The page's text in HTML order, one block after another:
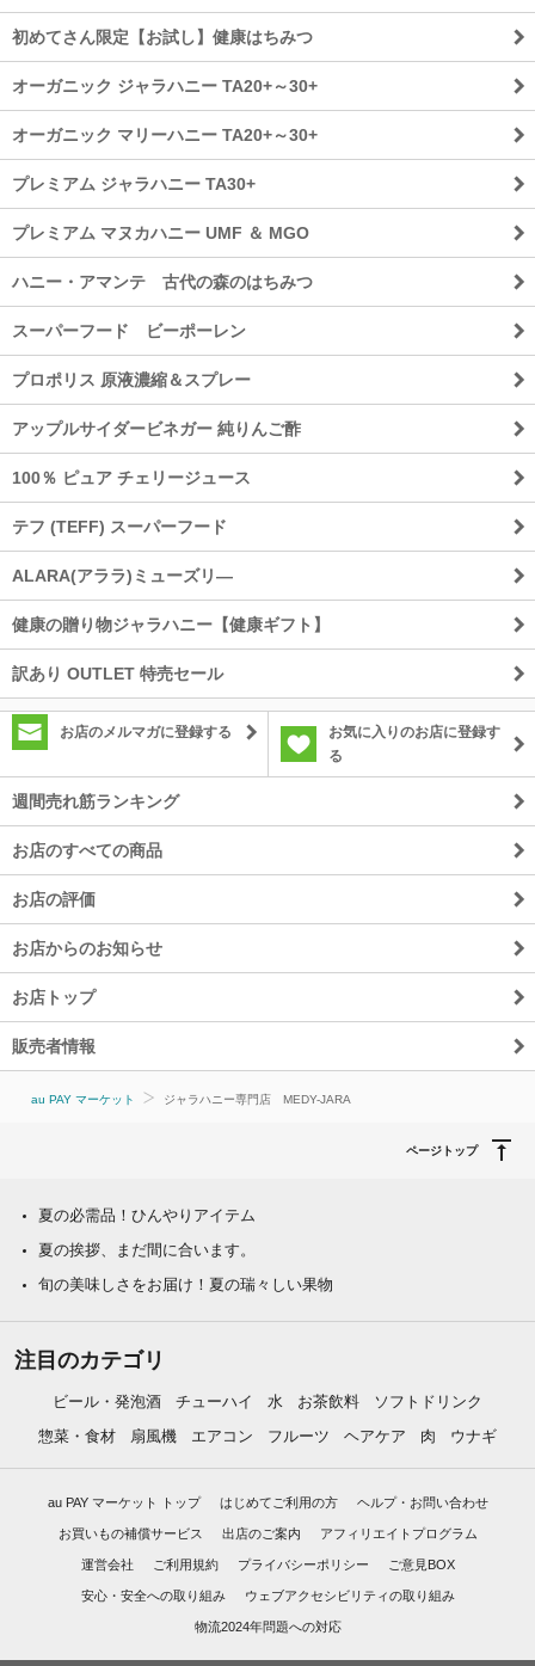
初めてさん限定【お試し】健康はちみつ
オーガニック ジャラハニー TA20+～30+
オーガニック マリーハニー TA20+～30+
プレミアム ジャラハニー TA30+
プレミアム マヌカハニー UMF ＆ MGO
ハニー・アマンテ 古代の森のはちみつ
スーパーフード ビーポーレン
プロポリス 原液濃縮＆スプレー
アップルサイダービネガー 純りんご酢
100％ ピュア チェリージュース
テフ (TEFF) スーパーフード
ALARA(アララ)ミューズリ―
健康の贈り物ジャラハニー【健康ギフト】
訳あり OUTLET 特売セール
お店のメルマガに登録する
お気に入りのお店に登録す
る
週間売れ筋ランキング
お店のすべての商品
お店の評価
お店からのお知らせ
お店トップ
販売者情報
au PAY マーケット ジャラハニー専門店 MEDY-JARA
ページトップ
夏の必需品！ひんやりアイテム
夏の挨拶、まだ間に合います。
旬の美味しさをお届け！夏の瑞々しい果物
注目のカテゴリ
ビール・発泡酒 チューハイ 水 お茶飲料
ソフトドリンク
惣菜・食材
扇風機 エアコン フルーツ ヘアケア 肉 ウナギ
au PAY マーケット トップ はじめてご利用の方 ヘルプ・お問い合わせ
お買いもの補償サービス 出店のご案内 アフィリエイトプログラム
運営会社 ご利用規約 プライバシーポリシー ご意見BOX
安心・安全への取り組み ウェブアクセシビリティの取り組み
物流2024年問題への対応